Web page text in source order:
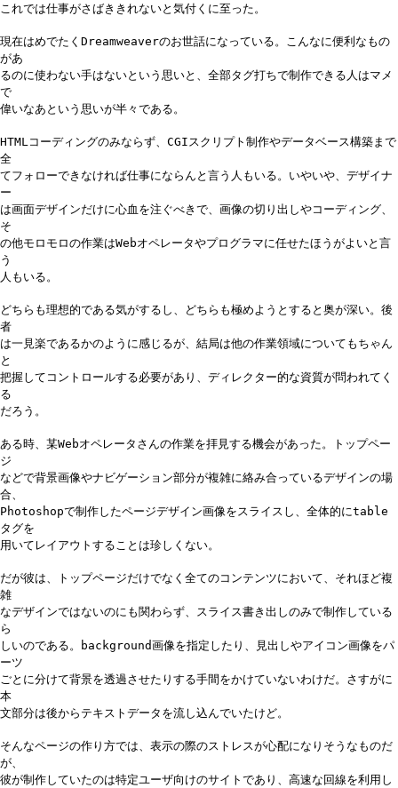
これでは仕事がさばききれないと気付くに至った。
現在はめでたくDreamweaverのお世話になっている。こんなに便利なもの
があ
るのに使わない手はないという思いと、全部タグ打ちで制作できる人はマメ
で
偉いなあという思いが半々である。
HTMLコーディングのみならず、CGIスクリプト制作やデータベース構築まで
全
てフォローできなければ仕事にならんと言う人もいる。いやいや、デザイナ
ー
は画面デザインだけに心血を注ぐべきで、画像の切り出しやコーディング、
そ
の他モロモロの作業はWebオペレータやプログラマに任せたほうがよいと言
う
人もいる。
どちらも理想的である気がするし、どちらも極めようとすると奥が深い。後
者
は一見楽であるかのように感じるが、結局は他の作業領域についてもちゃん
と
把握してコントロールする必要があり、ディレクター的な資質が問われてく
る
だろう。
ある時、某Webオペレータさんの作業を拝見する機会があった。トップペー
ジ
などで背景画像やナビゲーション部分が複雑に絡み合っているデザインの場
合、
Photoshopで制作したページデザイン画像をスライスし、全体的にtable
タグを
用いてレイアウトすることは珍しくない。
だが彼は、トップページだけでなく全てのコンテンツにおいて、それほど複
雑
なデザインではないのにも関わらず、スライス書き出しのみで制作している
ら
しいのである。background画像を指定したり、見出しやアイコン画像をパ
ーツ
ごとに分けて背景を透過させたりする手間をかけていないわけだ。さすがに
本
文部分は後からテキストデータを流し込んでいたけど。
そんなページの作り方では、表示の際のストレスが心配になりそうなものだ
が、
彼が制作していたのは特定ユーザ向けのサイトであり、高速な回線を利用し